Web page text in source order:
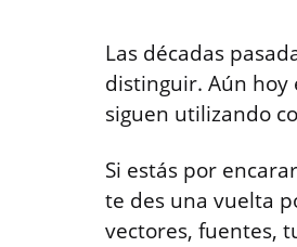
Las décadas
distinguir. Aún hoy
siguen utilizando
Si estás por
te des una vuelta
vectores, fuentes,